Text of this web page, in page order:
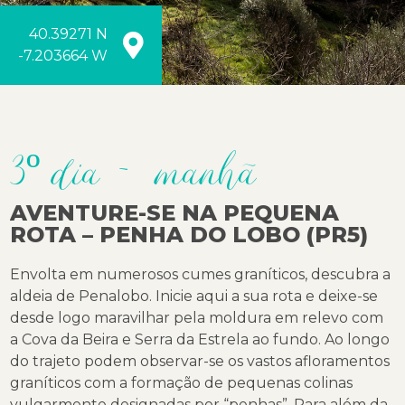
40.39271 N
-7.203664 W
3º dia - manhã
AVENTURE-SE NA PEQUENA
ROTA – PENHA DO LOBO (PR5)
Envolta em numerosos cumes graníticos, descubra a
aldeia de Penalobo. Inicie aqui a sua rota e deixe-se
desde logo maravilhar pela moldura em relevo com
a Cova da Beira e Serra da Estrela ao fundo. Ao longo
do trajeto podem observar-se os vastos afloramentos
graníticos com a formação de pequenas colinas